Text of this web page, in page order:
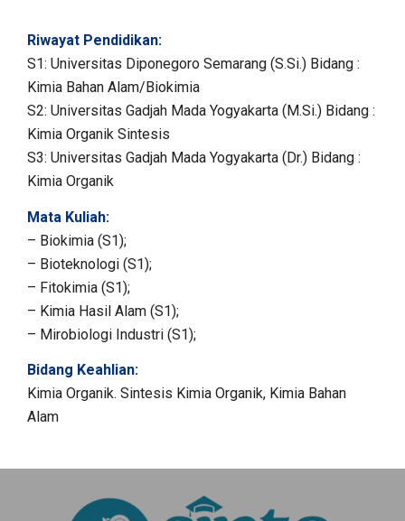
Riwayat Pendidikan:
S1: Universitas Diponegoro Semarang (S.Si.) Bidang :
Kimia Bahan Alam/Biokimia
S2: Universitas Gadjah Mada Yogyakarta (M.Si.) Bidang :
Kimia Organik Sintesis
S3: Universitas Gadjah Mada Yogyakarta (Dr.) Bidang :
Kimia Organik
Mata Kuliah:
– Biokimia (S1);
– Bioteknologi (S1);
– Fitokimia (S1);
– Kimia Hasil Alam (S1);
– Mirobiologi Industri (S1);
Bidang Keahlian:
Kimia Organik. Sintesis Kimia Organik, Kimia Bahan
Alam